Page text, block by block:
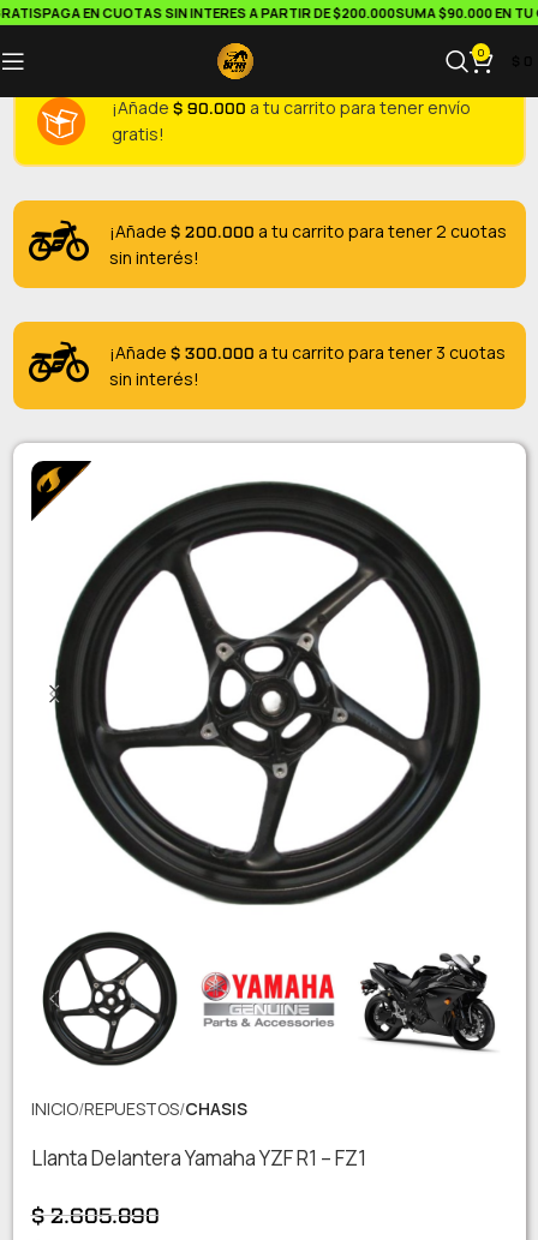
PAGA EN CUOTAS SIN INTERES A PARTIR DE $200.000SUMA $90.000 EN TU
0
¡Añade $90.000 a tu carrito para tener envío
gratis!
¡Añade $200.000 a tu carrito para tener 2 cuotas
sin interés!
¡Añade $300.000 a tu carrito para tener 3 cuotas
sin interés!
INICIO REPUESTOS CHASIS
Llanta Delantera Yamaha YZF R1 – FZ1
$2.605.890